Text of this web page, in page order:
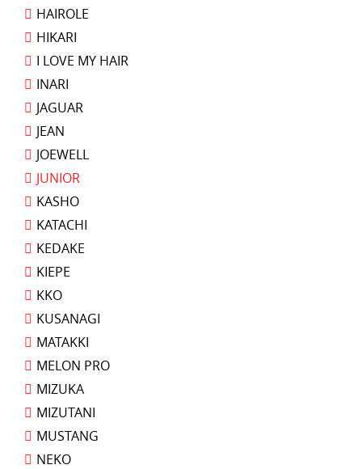
HAIROLE
HIKARI
I LOVE MY HAIR
INARI
JAGUAR
JEAN
JOEWELL
JUNIOR
KASHO
KATACHI
KEDAKE
KIEPE
KKO
KUSANAGI
MATAKKI
MELON PRO
MIZUKA
MIZUTANI
MUSTANG
NEKO